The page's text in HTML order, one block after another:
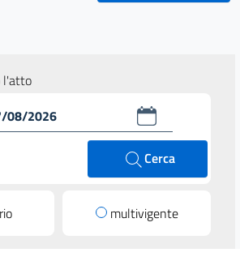
l'atto
Cerca
multivigente